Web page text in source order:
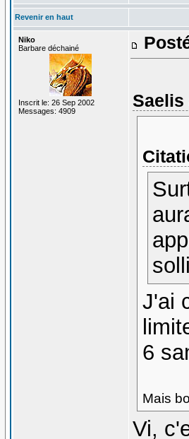
Revenir en haut
Niko
Barbare déchainé
Inscrit le: 26 Sep 2002
Messages: 4909
Saelis
J'ai
6
Mais
Vi,